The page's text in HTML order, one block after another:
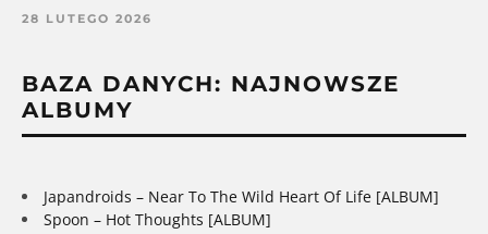
28 LUTEGO 2026
BAZA DANYCH: NAJNOWSZE
ALBUMY
Japandroids – Near To The Wild Heart Of Life [ALBUM]
Spoon – Hot Thoughts [ALBUM]